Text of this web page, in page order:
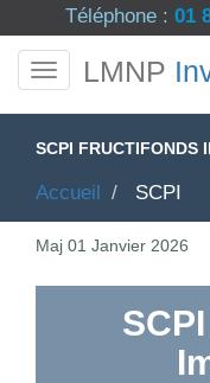
Téléphone : 01
LMNP
SCPI FRUCTIFONDS
Accueil SCPI
Maj 01 Janvier 2026